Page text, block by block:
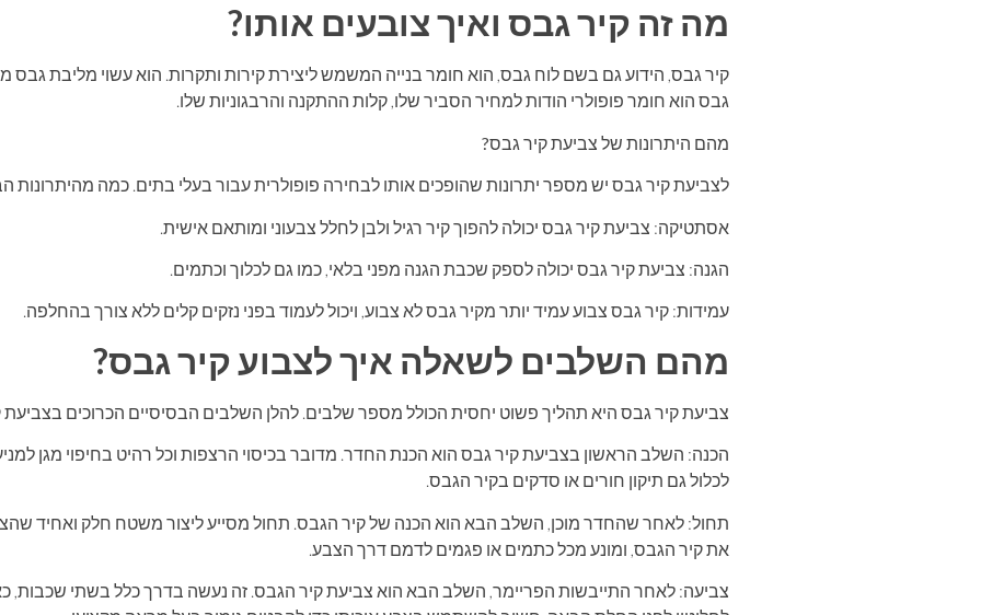
מה זה קיר גבס ואיך צובעים אותו?
קיר גבס, הידוע גם בשם לוח גבס, הוא חומר בנייה המשמש ליצירת קירות ותקרות. הוא עשוי מליבת גבס
גבס הוא חומר פופולרי הודות למחיר הסביר שלו, קלות ההתקנה והרבגוניות שלו.
מהם היתרונות של צביעת קיר גבס?
לצביעת קיר גבס יש מספר יתרונות שהופכים אותו לבחירה פופולרית עבור בעלי בתים. כמה מהיתרונות
אסתטיקה: צביעת קיר גבס יכולה להפוך קיר רגיל ולבן לחלל צבעוני ומותאם אישית.
הגנה: צביעת קיר גבס יכולה לספק שכבת הגנה מפני בלאי, כמו גם לכלוך וכתמים.
עמידות: קיר גבס צבוע עמיד יותר מקיר גבס לא צבוע, ויכול לעמוד בפני נזקים קלים ללא צורך בהחלפה.
מהם השלבים לשאלה איך לצבוע קיר גבס?
צביעת קיר גבס היא תהליך פשוט יחסית הכולל מספר שלבים. להלן השלבים הבסיסיים הכרוכים בצביעת
הכנה: השלב הראשון בצביעת קיר גבס הוא הכנת החדר. מדובר בכיסוי הרצפות וכל רהיט בחיפוי מגן
לכלול גם תיקון חורים או סדקים בקיר הגבס.
תחול: לאחר שהחדר מוכן, השלב הבא הוא הכנה של קיר הגבס. תחול מסייע ליצור משטח חלק ואחיד
את קיר הגבס, ומונע מכל כתמים או פגמים לדמם דרך הצבע.
צביעה: לאחר התייבשות הפריימר, השלב הבא הוא צביעת קיר הגבס. זה נעשה בדרך כלל בשתי שכבות,